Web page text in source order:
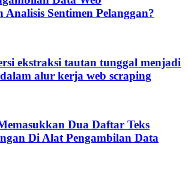
Sentimen Pelanggan?
ekstraksi tautan tunggal menjadi
alur kerja web scraping
Dua Daftar Teks
Di Alat Pengambilan Data